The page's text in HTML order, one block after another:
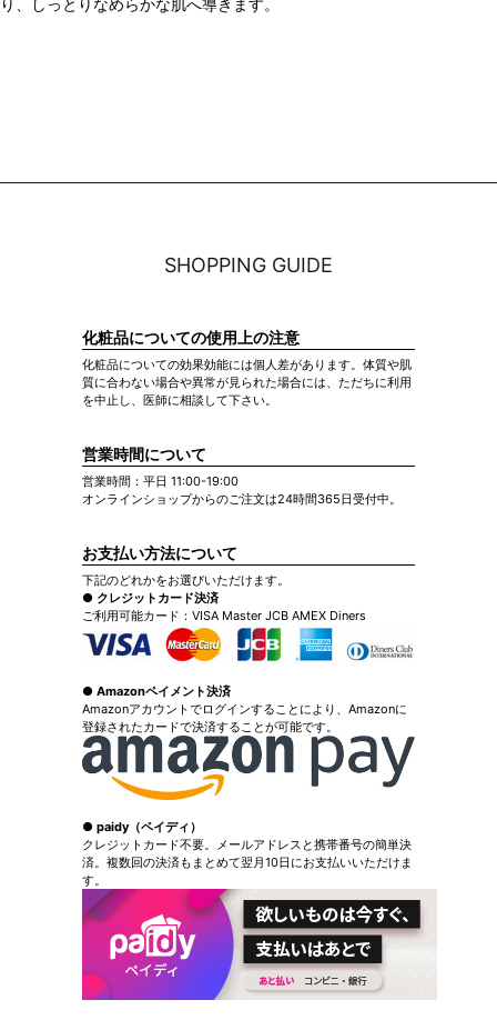
り、しっとりなめらかな肌へ導きます。
SHOPPING GUIDE
化粧品についての使用上の注意
化粧品についての効果効能には個人差があります。体質や肌
質に合わない場合や異常が見られた場合には、ただちに利用
を中止し、医師に相談して下さい。
営業時間について
営業時間：平日 11:00-19:00
オンラインショップからのご注文は24時間365日受付中。
お支払い方法について
下記のどれかをお選びいただけます。
● クレジットカード決済
ご利用可能カード：VISA Master JCB AMEX Diners
● Amazonペイメント決済
Amazonアカウントでログインすることにより、Amazonに
登録されたカードで決済することが可能です。
● paidy（ペイディ）
クレジットカード不要。メールアドレスと携帯番号の簡単決
済。複数回の決済もまとめて翌月10日にお支払いいただけま
す。